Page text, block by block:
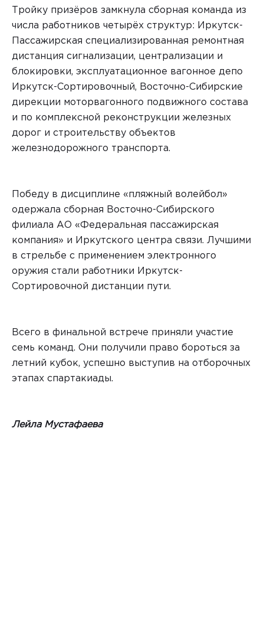
Тройку призёров замкнула сборная команда из
числа работников четырёх структур: Иркутск-
Пассажирская специализированная ремонтная
дистанция сигнализации, централизации и
блокировки, эксплуатационное вагонное депо
Иркутск-Сортировочный, Восточно-Сибирские
дирекции моторвагонного подвижного состава
и по комплексной реконструкции железных
дорог и строительству объектов
железнодорожного транспорта.
Победу в дисциплине «пляжный волейбол»
одержала сборная Восточно-Сибирского
филиала АО «Федеральная пассажирская
компания» и Иркутского центра связи. Лучшими
в стрельбе с применением электронного
оружия стали работники Иркутск-
Сортировочной дистанции пути.
Всего в финальной встрече приняли участие
семь команд. Они получили право бороться за
летний кубок, успешно выступив на отборочных
этапах спартакиады.
Лейла Мустафаева